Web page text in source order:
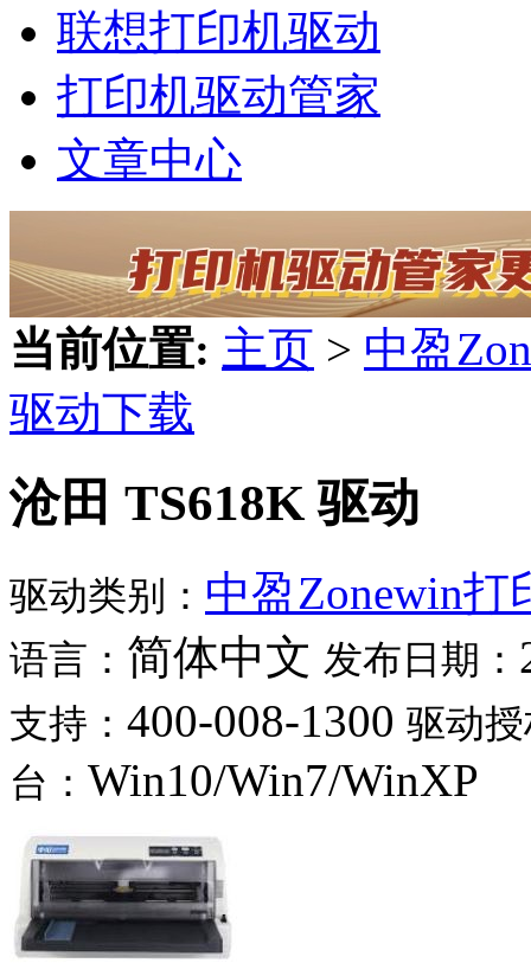
联想打印机驱动
打印机驱动管家
文章中心
当前位置: 主页 > 中盈
驱动下载
沧田 TS618K 驱动
驱动类别： 中盈Zonewin打
语言： 简体中文 发布日期：
支持： 400-008-1300 驱动
台： Win10/Win7/WinXP